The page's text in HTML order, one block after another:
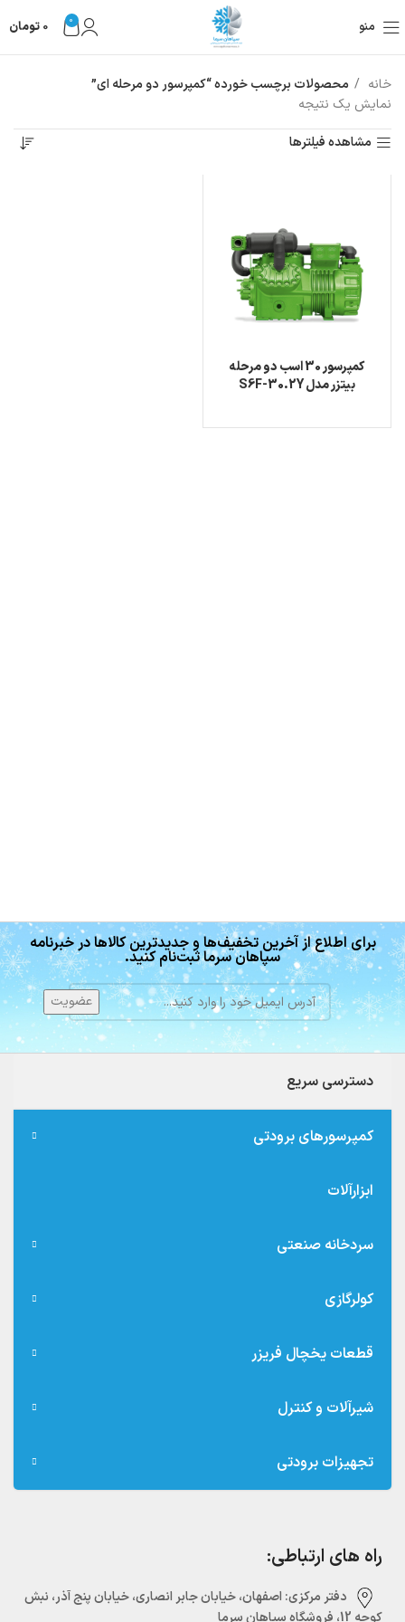
منو 0
0 تومان
خانه
محصولات برچسب خورده “کمپرسور دو مرحله‌ ای”
نمایش یک نتیجه
مشاهده فیلترها
کمپرسور 30 اسب دو مرحله
بیتزر مدل S6F-30.2Y
برای اطلاع از آخرین تخفیف‌ها و جدیدترین کالاها در خبرنامه
سپاهان سرما ثبت‌نام کنید.
دسترسی سریع
کمپرسورهای برودتی
ابزارآلات
سردخانه صنعتی
کولرگازی
قطعات یخچال فریزر
شیرآلات و کنترل
تجهیزات برودتی
راه های ارتباطی:
دفتر مرکزی:‌ اصفهان، خیابان جابر انصاری، خیابان پنج آذر، نبش
کوچه 12، فروشگاه سپاهان سرما